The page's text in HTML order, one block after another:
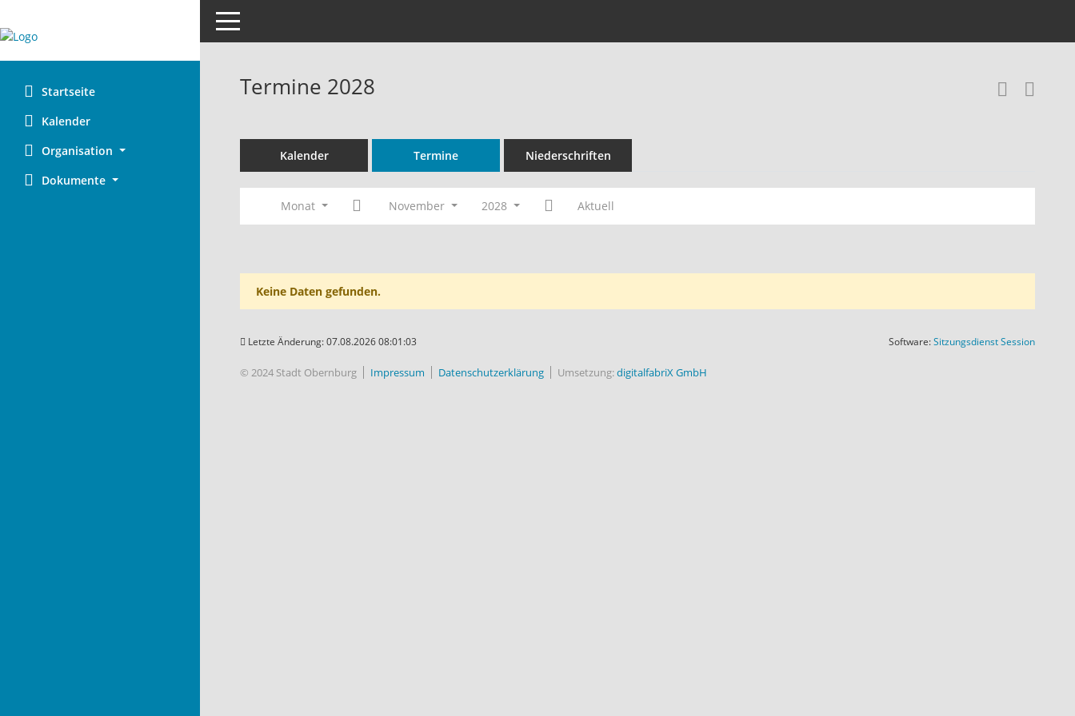
Startseite
Kalender
Organisation
Dokumente
Toggle navigation
Termine 2028
Kalender Termine Niederschriften
Monat November 2028 Aktuell
Keine Daten gefunden.
Letzte Änderung: 07.08.2026 08:01:03 Software:SitzungsdienstSession(Wird in
© 2024 Stadt Obernburg Impressum Datenschutzerklärung Umsetzung:digitalfabriX GmbH